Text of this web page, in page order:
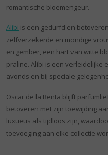
romantische bloemengeur.
Alibi is een gedurfd en
zelfverzekerde en mondige
en gember, een hart van witte
praline. Alibi is een verleidelijke
avonds en bij speciale
Oscar de la Renta blijft
betoveren met zijn toewijding
luxueus als tijdloos zijn,
toevoeging aan elke collectie